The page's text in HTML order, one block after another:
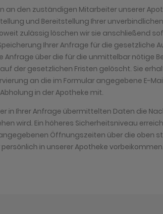
an den zuständigen Mitarbeiter unserer
und Bereitstellung Ihrer unverbindlichen
zulässig löschen wir sie anschließend
Ihrer Anfrage für die gesetzliche
Anfrage über die für die unmittelbar nötige
der gesetzlichen Fristen gelöscht. Sie
an die im Formular angegebene E-
in der Apotheke mit.
in Ihrer Anfrage übermittelten Daten die
wird. Ein höheres Sicherheitsniveau
Öffnungszeiten über die oben
in unserer Apotheke vorbeikommen.